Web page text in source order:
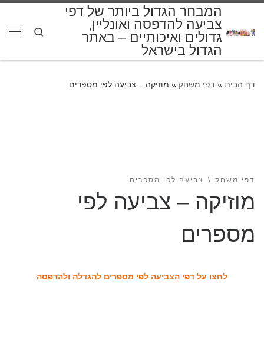
המבחר הגדול ביותר של דפי
צביעה להדפסה ואונליין,
גדולים ואיכותיים – באתר
הגדול בישראל
Search
דף הבית » דפי משחק » מוזיקה – צביעה לפי מספרים
דפי משחק צביעה לפי מספרים
מוזיקה – צביעה לפי
מספרים
לחצו על דפי הצביעה לפי מספרים להגדלה ולהדפסה